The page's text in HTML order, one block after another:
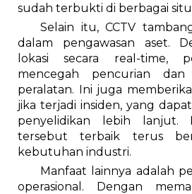
sudah terbukti di berbagai
Selain itu, CCTV
dalam pengawasan aset.
lokasi secara real-time,
mencegah pencurian dan
peralatan. Ini juga
jika terjadi insiden, yang
penyelidikan lebih lanjut.
tersebut terbaik terus
kebutuhan industri.
Manfaat lainnya adalah
operasional. Dengan